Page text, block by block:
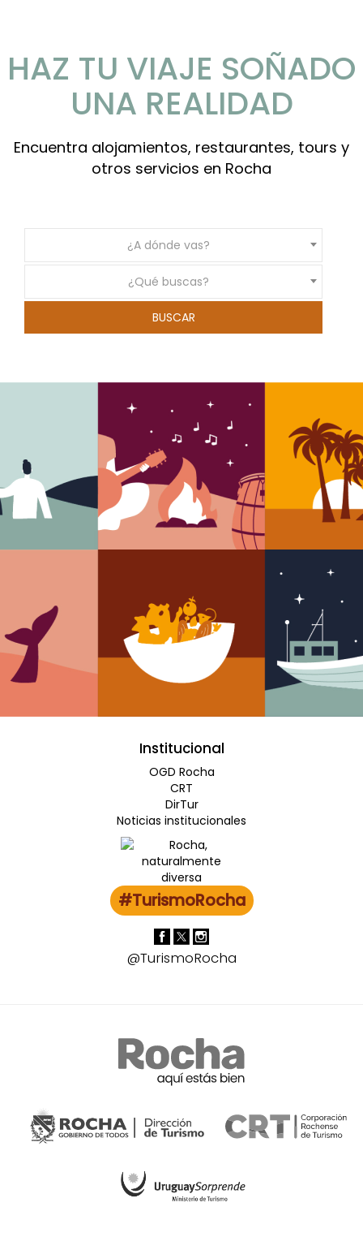
HAZ TU VIAJE SOÑADO
UNA REALIDAD
Encuentra alojamientos, restaurantes, tours y
otros servicios en Rocha
¿A dónde vas?
¿Qué buscas?
Institucional
OGD Rocha
CRT
DirTur
Noticias institucionales
#TurismoRocha
@TurismoRocha